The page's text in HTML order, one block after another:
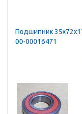
Подшипник
00-00016471